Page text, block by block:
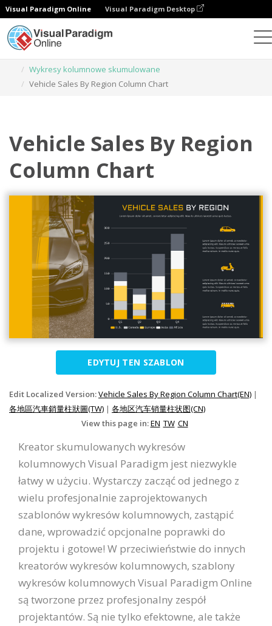
Visual Paradigm Online Visual Paradigm Desktop
Wykresy kolumnowe skumulowane
Vehicle Sales By Region Column Chart
Vehicle Sales By Region
Column Chart
EDYTUJ TEN SZABLON
Edit Localized Version:Vehicle Sales By Region Column Chart(EN) |
各地區汽車銷量柱狀圖(TW) | 各地区汽车销量柱状图(CN)
View this page in:EN TW CN
Kreator skumulowanych wykresów
kolumnowych Visual Paradigm jest niezwykle
łatwy w użyciu. Wystarczy zacząć od jednego z
wielu profesjonalnie zaprojektowanych
szablonów wykresów kolumnowych, zastąpić
dane, wprowadzić opcjonalne poprawki do
projektu i gotowe! W przeciwieństwie do innych
kreatorów wykresów kolumnowych, szablony
wykresów kolumnowych Visual Paradigm Online
są tworzone przez profesjonalny zespół
projektantów. Są nie tylko efektowne, ale także